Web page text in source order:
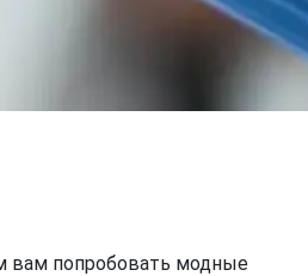
вам попробовать модные